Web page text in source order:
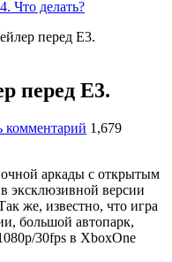
Что делать?
перед E3.
перед E3.
комментарий 1,679
аркады с открытым
эксклюзивной версии
же, известно, что игра
большой автопарк,
30fps в XboxOne